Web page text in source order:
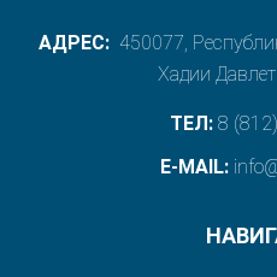
АДРЕС: 450077,
Хадии
ТЕЛ: 8
E-MAIL: